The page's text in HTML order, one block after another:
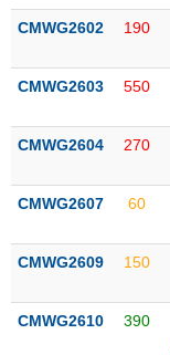
mô
thị
Niêm
Niêm
mới
yết
sung
CMWG2602 190
CMWG2603 550
CMWG2604 270
CMWG2607 60
CMWG2609 150
CMWG2610 390
DOANH
NGHIỆP
PHIẾU
PHÁI
TRÁI